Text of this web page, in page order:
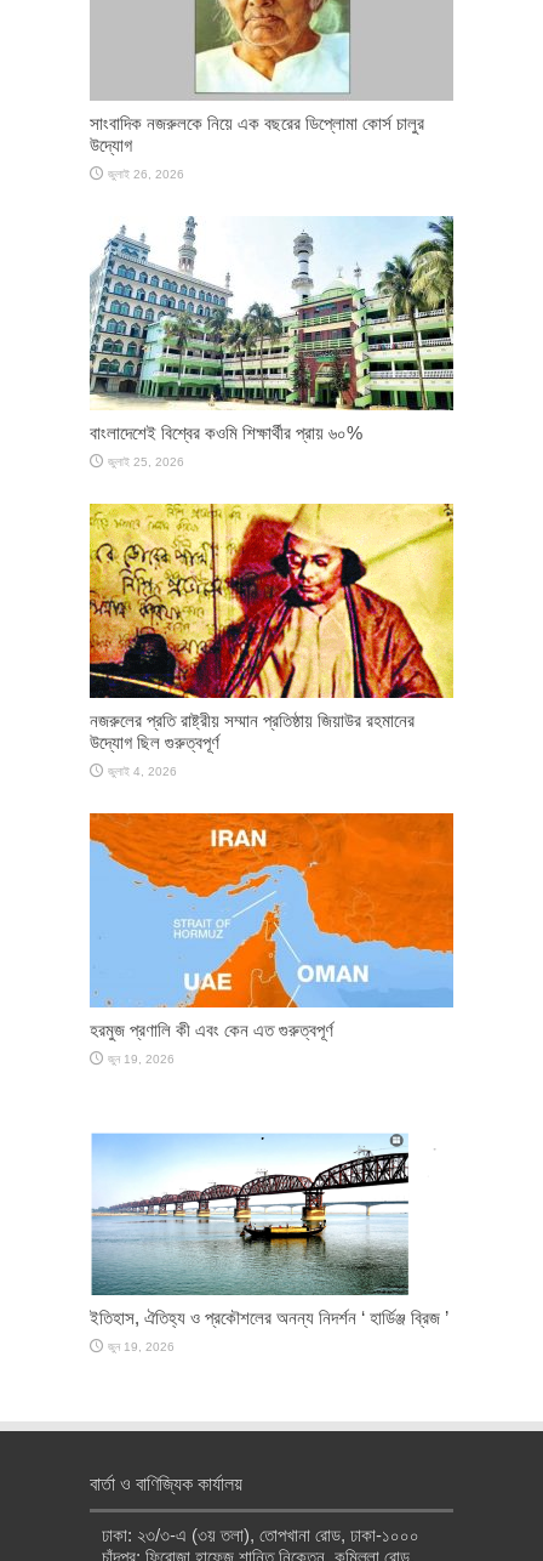
সাংবাদিক নজরুলকে নিয়ে এক বছরের ডিপ্লোমা কোর্স চালুর
উদ্যোগ
জুলাই 26, 2026
বাংলাদেশেই বিশ্বের কওমি শিক্ষার্থীর প্রায় ৬০%
জুলাই 25, 2026
নজরুলের প্রতি রাষ্ট্রীয় সম্মান প্রতিষ্ঠায় জিয়াউর রহমানের
উদ্যোগ ছিল গুরুত্বপূর্ণ
জুলাই 4, 2026
হরমুজ প্রণালি কী এবং কেন এত গুরুত্বপূর্ণ
জুন 19, 2026
ইতিহাস, ঐতিহ্য ও প্রকৌশলের অনন্য নিদর্শন ‘ হার্ডিঞ্জ ব্রিজ ’
জুন 19, 2026
বার্তা ও বাণিজ্যিক কার্যালয়
ঢাকা: ২৩/৩-এ (৩য় তলা), তোপখানা রোড, ঢাকা-১০০০
চাঁদপুর: ফিরোজা হাফেজ শান্তি নিকেতন, কুমিল্লা রোড,